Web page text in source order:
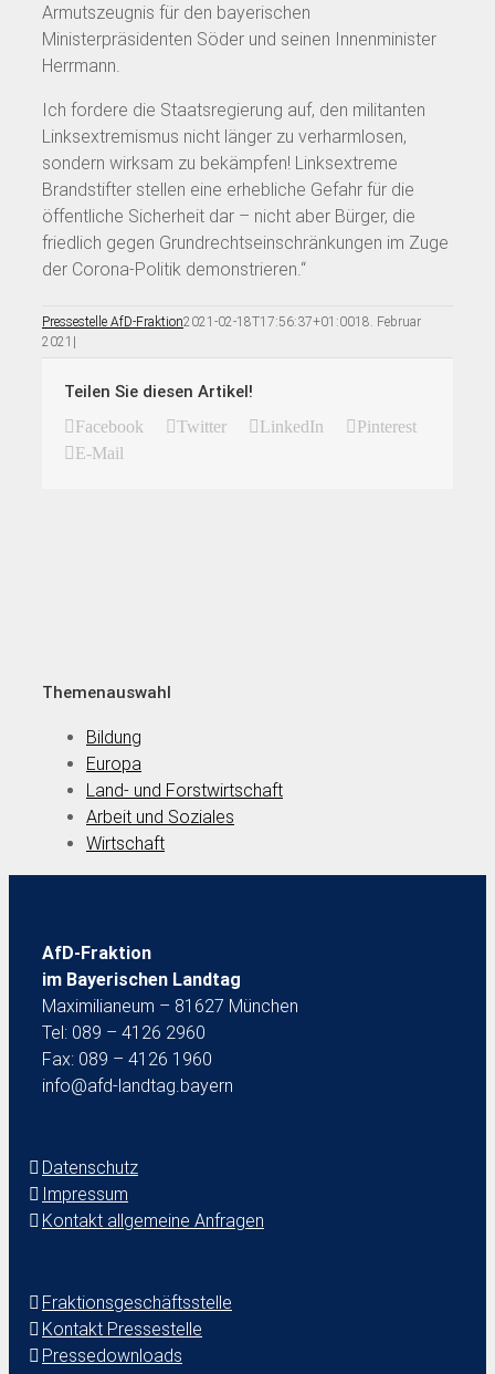
Armutszeugnis für den bayerischen
Ministerpräsidenten Söder und seinen Innenminister
Herrmann.
Ich fordere die Staatsregierung auf, den militanten
Linksextremismus nicht länger zu verharmlosen,
sondern wirksam zu bekämpfen! Linksextreme
Brandstifter stellen eine erhebliche Gefahr für die
öffentliche Sicherheit dar – nicht aber Bürger, die
friedlich gegen Grundrechtseinschränkungen im Zuge
der Corona-Politik demonstrieren.“
Pressestelle AfD-Fraktion2021-02-18T17:56:37+01:0018. Februar
2021 |
Teilen Sie diesen Artikel!
Facebook Twitter LinkedIn
Pinterest
E-Mail
Themenauswahl
Bildung
Europa
Land- und Forstwirtschaft
Arbeit und Soziales
Wirtschaft
AfD-Fraktion
im Bayerischen Landtag
Maximilianeum – 81627 München
Tel: 089 – 4126 2960
Fax: 089 – 4126 1960
info@afd-landtag.bayern
Datenschutz
Impressum
Kontakt allgemeine Anfragen
Fraktionsgeschäftsstelle
Kontakt Pressestelle
Pressedownloads